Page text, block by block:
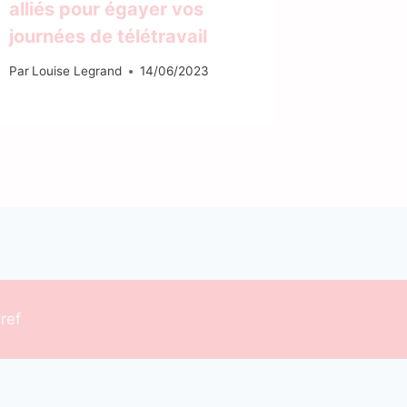
alliés pour égayer vos
journées de télétravail
Par Louise Legrand 14/06/2023